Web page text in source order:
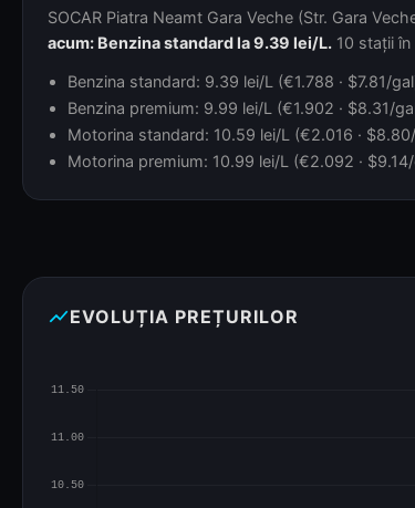
SOCAR Piatra Neamt Gara Veche (Str. Gara
acum: Benzina standard la 9.39 lei/L. 10 stații
Benzina standard: 9.39 lei/L (€1.788 · $7.81/
Benzina premium: 9.99 lei/L (€1.902 · $8.31/
Motorina standard: 10.59 lei/L (€2.016 ·
Motorina premium: 10.99 lei/L (€2.092 ·
show_chartEVOLUȚIA PREȚURILOR